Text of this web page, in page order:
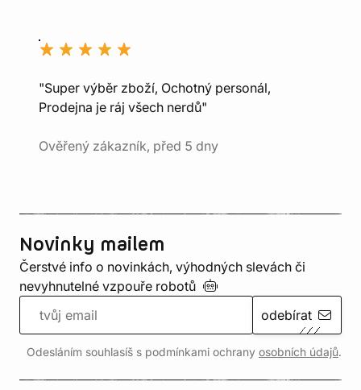
"Super výběr zboží, Ochotný personál,
Prodejna je ráj všech nerdů"
Ověřený zákazník, před 5 dny
Novinky mailem
Čerstvé info o novinkách, výhodných slevách či
nevyhnutelné vzpouře robotů
odebírat
Odesláním souhlasíš s podmínkami ochrany osobních údajů.